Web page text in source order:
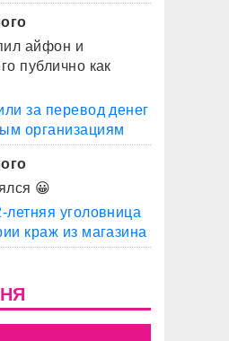
айфон и
публично как
за перевод денег
организациям
😀
летняя уголовница
краж из магазина